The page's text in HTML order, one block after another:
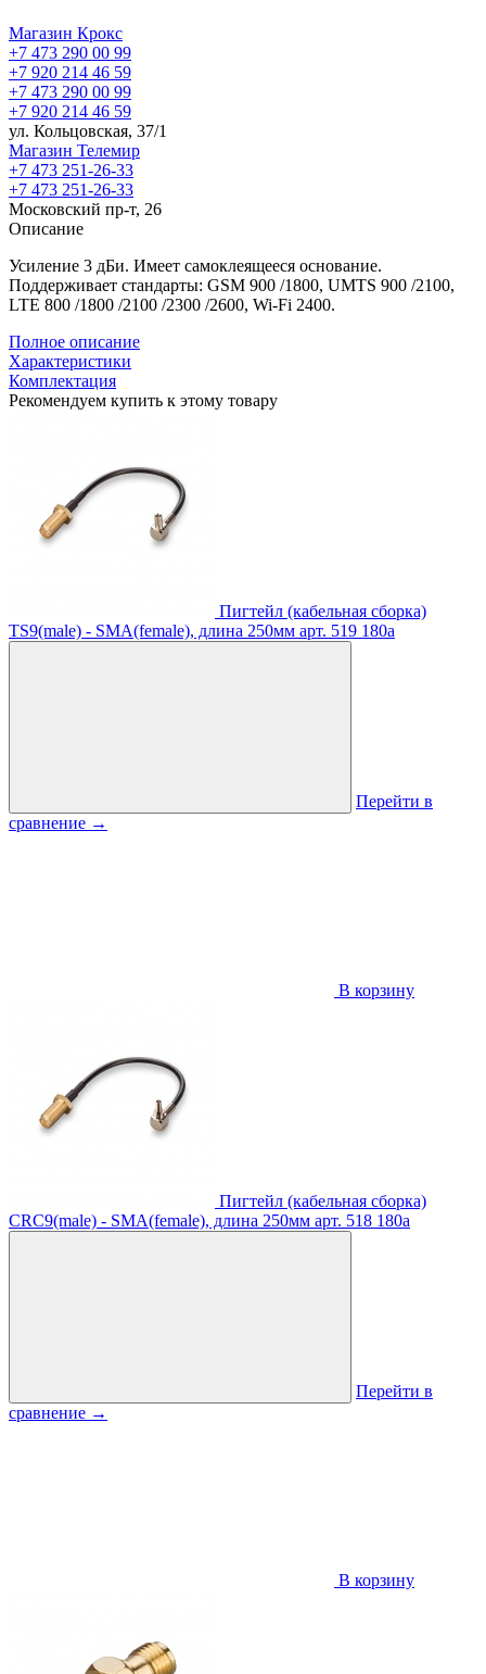
Магазин Крокс
+7 473 290 00 99
+7 920 214 46 59
+7 473 290 00 99
+7 920 214 46 59
ул. Кольцовская, 37/1
Магазин Телемир
+7 473 251-26-33
+7 473 251-26-33
Московский пр-т, 26
Описание
Усиление 3 дБи. Имеет самоклеящееся основание.
Поддерживает стандарты: GSM 900 /1800, UMTS 900 /2100,
LTE 800 /1800 /2100 /2300 /2600, Wi-Fi 2400.
Полное описание
Характеристики
Комплектация
Рекомендуем купить к этому товару
Пигтейл (кабельная сборка)
TS9(male) - SMA(female), длина 250мм арт. 519 180a
Перейти в
сравнение →
В корзину
Пигтейл (кабельная сборка)
CRC9(male) - SMA(female), длина 250мм арт. 518 180a
Перейти в
сравнение →
В корзину